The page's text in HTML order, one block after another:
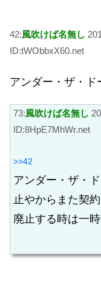
42:風吹けば名無し
ID:tWObbxX60.net
アンダー・ザ・
73:風吹けば名無し
ID:8HpE7MhWr.net
>>42
アンダー・ザ・
止やからまた契
廃止する時は一